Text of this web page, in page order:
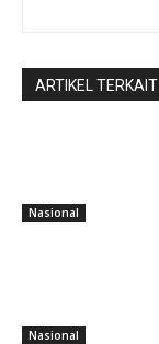
ARTIKEL TERKAIT
Nasional
Nasional